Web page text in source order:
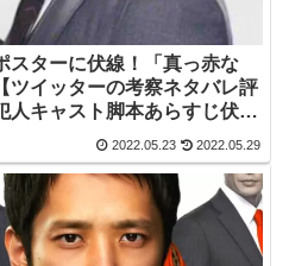
スターに伏線！「真っ赤な
ツイッターの考察ネタバレ評
人キャスト脚本あらすじ伏線
2022.05.23 2022.05.29